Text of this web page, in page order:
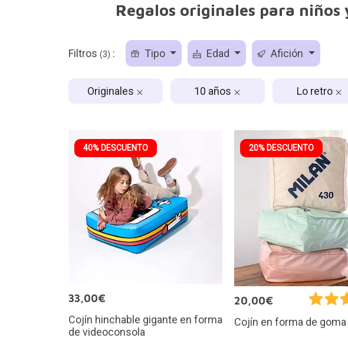
Regalos originales para
Filtros (3) : Tipo Edad Afición
Originales 10 años Lo retro
40% DESCUENTO
33,00€
Cojín hinchable gigante en forma
de videoconsola
20% DESCUENTO
20,00€
Cojín en forma de goma